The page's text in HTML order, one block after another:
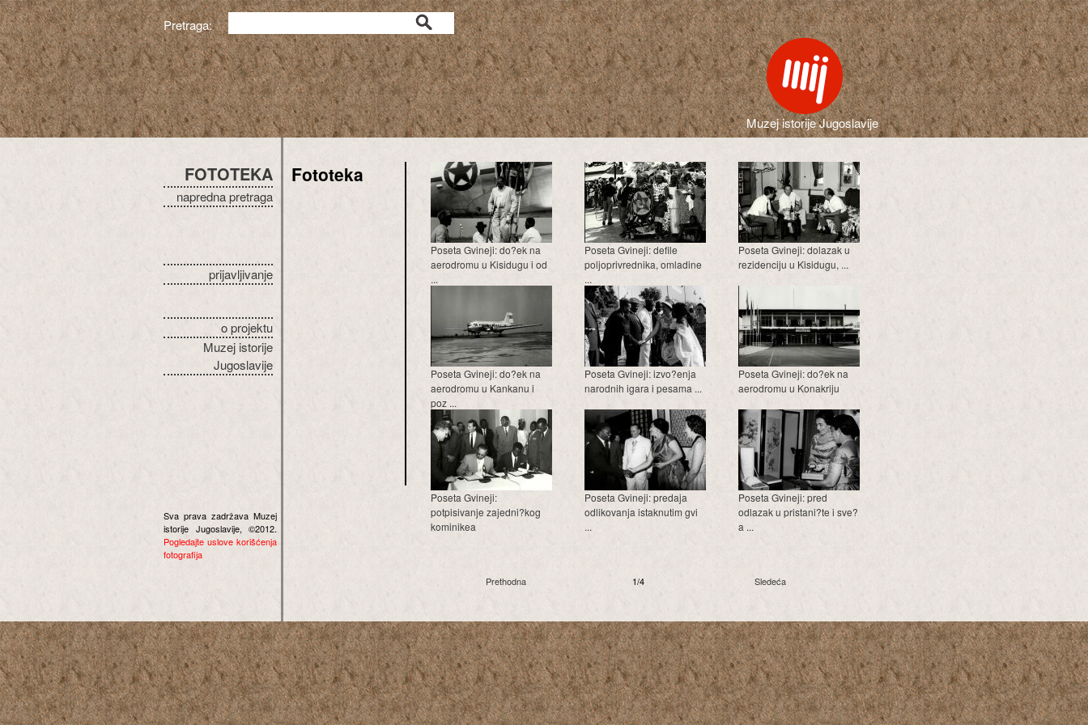
Pretraga:
Muzej istorije Jugoslavije
FOTOTEKA
napredna pretraga
prijavljivanje
o projektu
Muzej istorije
Jugoslavije
Sva prava zadržava Muzej
istorije Jugoslavije, ©2012.
Pogledajte uslove korišćenja
fotografija
Fototeka
Poseta Gvineji: do?ek na
aerodromu u Kisidugu i od
...
Poseta Gvineji: defile
poljoprivrednika, omladine
...
Poseta Gvineji: dolazak u
rezidenciju u Kisidugu, ...
Poseta Gvineji: do?ek na
aerodromu u Kankanu i
poz ...
Poseta Gvineji: izvo?enja
narodnih igara i pesama ...
Poseta Gvineji: do?ek na
aerodromu u Konakriju
Poseta Gvineji:
potpisivanje zajedni?kog
kominikea
Poseta Gvineji: predaja
odlikovanja istaknutim gvi
...
Poseta Gvineji: pred
odlazak u pristani?te i sve?
a ...
Prethodna 1/4 Sledeća